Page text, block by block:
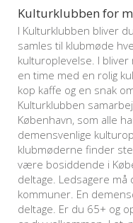
Kulturklubben for
I Kulturklubben bliver
samles til klubmøde
kulturoplevelse. I bliver
en time med en rolig
kop kaffe og en snak
Kulturklubben
København, som alle
demensvenlige
klubmøderne finder
være bosiddende i
deltage. Ledsagere
kommuner. En
deltage. Er du 65+ og